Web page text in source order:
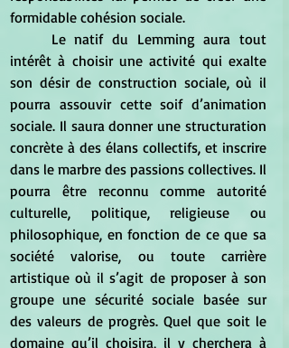
formidable cohésion sociale.
intérêt à choisir une activité qui exalte
son désir de construction sociale, où il
pourra assouvir cette soif d’animation
sociale. Il saura donner une structuration
concrète à des élans collectifs, et inscrire
dans le marbre des passions collectives. Il
pourra être reconnu comme autorité
culturelle, politique, religieuse ou
philosophique, en fonction de ce que sa
société valorise, ou toute carrière
artistique où il s’agit de proposer à son
groupe une sécurité sociale basée sur
des valeurs de progrès. Quel que soit le
domaine qu’il choisira, il y cherchera à